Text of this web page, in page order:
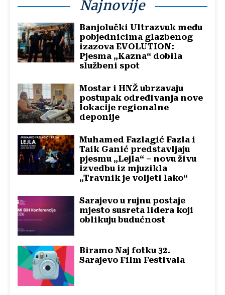
Najnovije
Banjolučki Ultrazvuk među
pobjednicima glazbenog
izazova EVOLUTION:
Pjesma „Kazna“ dobila
službeni spot
Mostar i HNŽ ubrzavaju
postupak određivanja nove
lokacije regionalne
deponije
Muhamed Fazlagić Fazla i
Taik Ganić predstavljaju
pjesmu „Lejla“ – novu živu
izvedbu iz mjuzikla
„Travnik je voljeti lako“
Sarajevo u rujnu postaje
mjesto susreta lidera koji
oblikuju budućnost
Biramo Naj fotku 32.
Sarajevo Film Festivala